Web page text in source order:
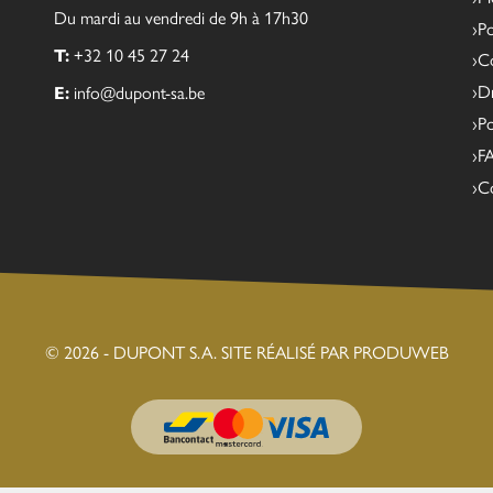
Du mardi au vendredi de 9h à 17h30
T: +32 10 45 27 24
E: info@dupont-sa.be
© 2026 - DUPONT S.A. SITE RÉALISÉ PAR PRODUWEB